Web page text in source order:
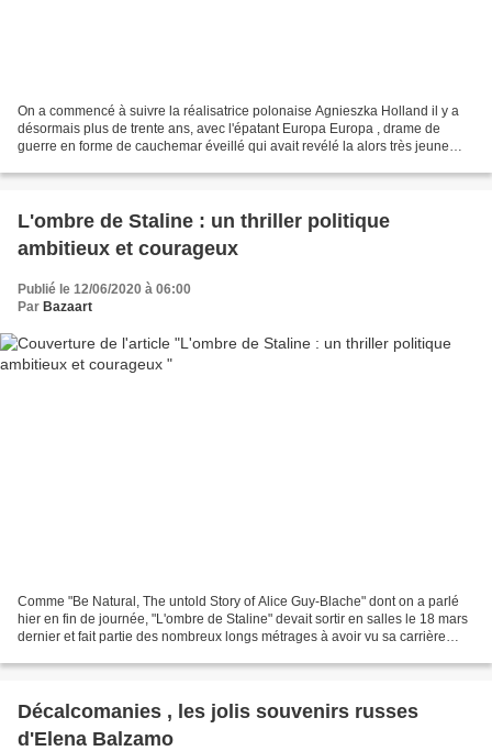
On a commencé à suivre la réalisatrice polonaise Agnieszka Holland il y a
désormais plus de trente ans, avec l'épatant Europa Europa , drame de
guerre en forme de cauchemar éveillé qui avait revélé la alors très jeune
L'ombre de Staline : un thriller politique
ambitieux et courageux
Publié le 12/06/2020 à 06:00
Par Bazaart
Comme "Be Natural, The untold Story of Alice Guy-Blache" dont on a parlé
hier en fin de journée, "L'ombre de Staline" devait sortir en salles le 18 mars
dernier et fait partie des nombreux longs métrages à avoir vu sa carrière
Décalcomanies , les jolis souvenirs russes
d'Elena Balzamo